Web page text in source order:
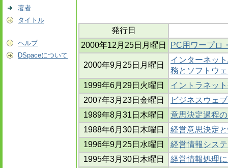
著者
タイトル
ヘルプ
DSpaceについて
発行日
2000年12月25日月曜日
PC用ワープロ
2000年9月25日月曜日
インターネッ
務とソフトウ
1999年6月29日火曜日
イントラネッ
2007年3月23日金曜日
ビジネスウェ
1989年8月31日木曜日
意思決定過程
1988年6月30日木曜日
経営意思決定
1996年9月25日水曜日
経営情報シス
1995年3月30日木曜日
経営情報処理